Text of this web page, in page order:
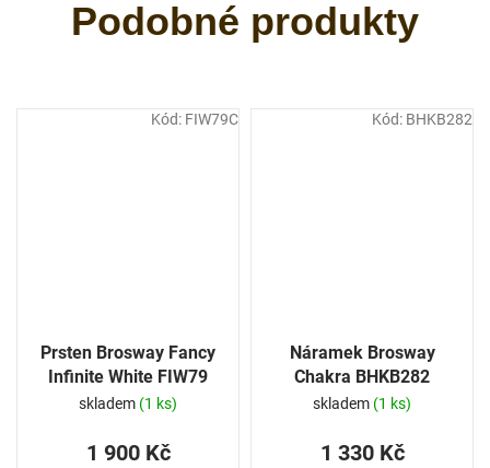
Prsten Brosway Fancy
Infinite White FIW79
skladem (1 ks)
1 900 Kč
Kód: FIW79C
Náramek Brosway
Chakra BHKB282
skladem (1 ks)
1 330 Kč
Kód: BHKB282